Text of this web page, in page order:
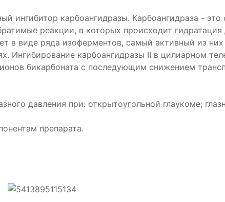
ингибитор карбоангидразы. Карбоангидраза -
реакции, в которых происходит
в виде ряда изоферментов, самый активный из
Ингибирование карбоангидразы II в цилиарном
бикарбоната с последующим снижением
давления при: открытоугольной глаукоме;
препарата.